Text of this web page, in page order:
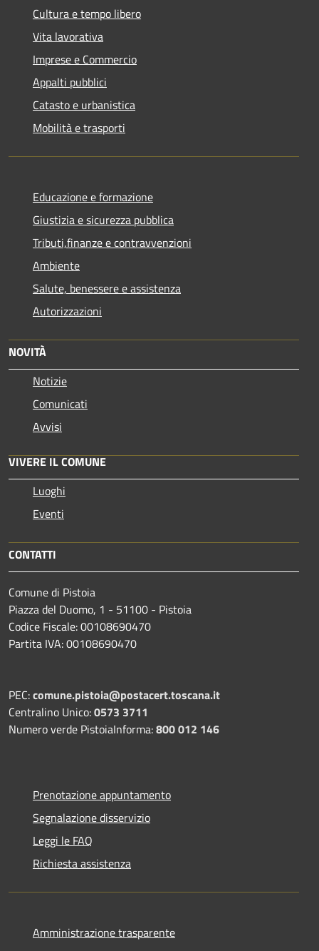
Cultura e tempo libero
Vita lavorativa
Imprese e Commercio
Appalti pubblici
Catasto e urbanistica
Mobilità e trasporti
Educazione e formazione
Giustizia e sicurezza pubblica
Tributi,finanze e contravvenzioni
Ambiente
Salute, benessere e assistenza
Autorizzazioni
NOVITÀ
Notizie
Comunicati
Avvisi
VIVERE IL COMUNE
Luoghi
Eventi
CONTATTI
Comune di Pistoia
Piazza del Duomo, 1 - 51100 - Pistoia
Codice Fiscale: 00108690470
Partita IVA: 00108690470
PEC:comune.pistoia@postacert.toscana.it
Centralino Unico:0573 3711
Numero verde PistoiaInforma:800 012 146
Prenotazione appuntamento
Segnalazione disservizio
Leggi le FAQ
Richiesta assistenza
Amministrazione trasparente